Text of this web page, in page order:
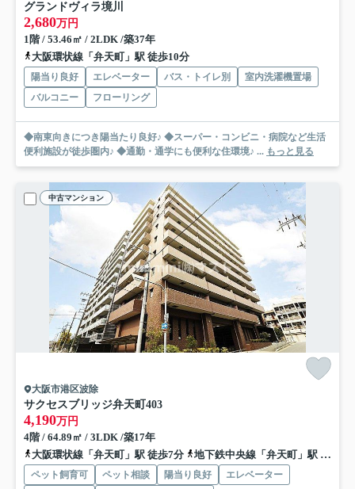
グランドヴィラ境川
2,680万円
1階 / 53.46㎡ / 2LDK /築37年
大阪環状線「弁天町」駅 徒歩10分
陽当り良好 エレベーター バス・トイレ別
室内洗濯機置場
バルコニー
フローリング
◆南東向きにつき陽当たり良好♪ ◆スーパー・コンビニ・病院など生活
便利施設が徒歩圏内♪ ◆通勤・通学にも便利な住環境♪ ... もっと見る
中古マンション
大阪市港区波除
サクセスブリッジ弁天町 403
4,190万円
4階 / 64.89㎡ / 3LDK /築17年
大阪環状線「弁天町」駅 徒歩7分
地下鉄中央線「弁天町」駅 徒歩10分
ペット飼育可 ペット相談 陽当り良好
エレベーター